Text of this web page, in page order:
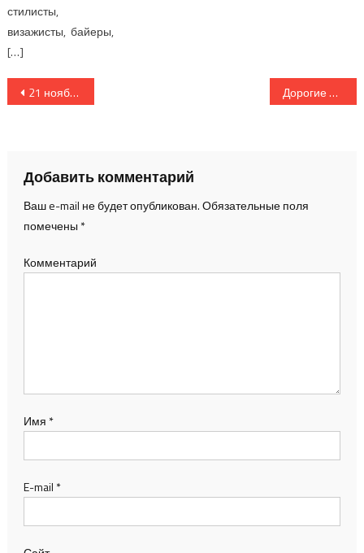
стилисты,
визажисты, байеры,
[…]
Навигация по записям
21 ноября в Royal Tulip Almaty состоялась официальная игра Элитарного Интеллектуального Клуба «Что? Где?Когда?», Дорогие Друзья, 26 ноября, состоялась вторая игра дебютного сезона премьер-лиги клуба «Что? Где? Когда?» Алматы!
Добавить комментарий
Ваш e-mail не будет опубликован.Обязательные поля
помечены *
Комментарий
Имя *
E-mail *